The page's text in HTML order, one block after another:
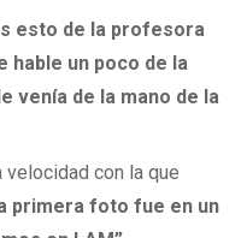
esto de la profesora
hable un poco de la
venía de la mano de la
velocidad con la que
primera foto fue en un